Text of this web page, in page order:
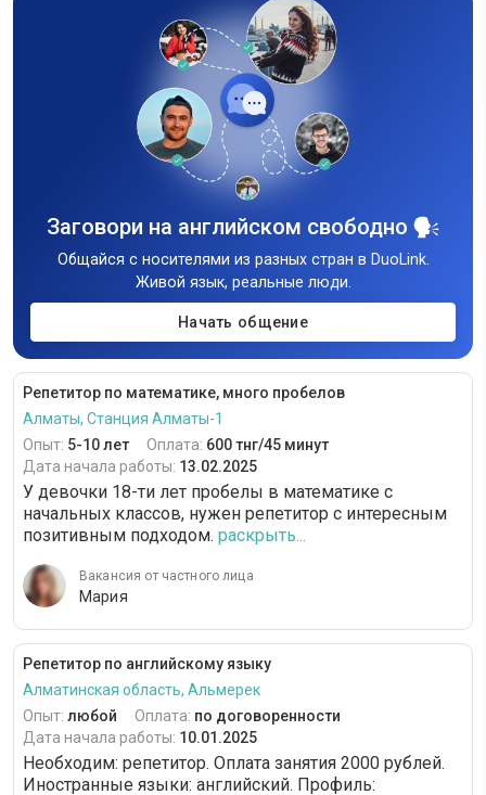
Заговори на английском свободно
Общайся с носителями из разных стран в DuoLink.
Живой язык, реальные люди.
Начать общение
Репетитор по математике, много пробелов
Алматы, Станция Алматы-1
Опыт: 5-10 лет Оплата: 600 тнг/45 минут
Дата начала работы: 13.02.2025
У девочки 18-ти лет пробелы в математике с
начальных классов, нужен репетитор с интересным
позитивным подходом. раскрыть...
Вакансия от частного лица
Мария
Репетитор по английскому языку
Алматинская область, Альмерек
Опыт: любой Оплата: по договоренности
Дата начала работы: 10.01.2025
Необходим: репетитор. Оплата занятия 2000 рублей.
Иностранные языки: английский. Профиль: